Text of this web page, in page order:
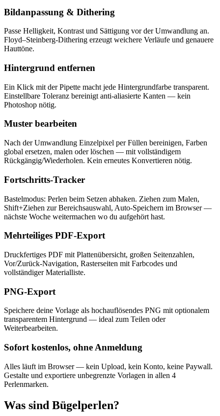
Bildanpassung & Dithering
Passe Helligkeit, Kontrast und Sättigung vor der Umwandlung an.
Floyd–Steinberg-Dithering erzeugt weichere Verläufe und genauere
Hauttöne.
Hintergrund entfernen
Ein Klick mit der Pipette macht jede Hintergrundfarbe transparent.
Einstellbare Toleranz bereinigt anti-aliasierte Kanten — kein
Photoshop nötig.
Muster bearbeiten
Nach der Umwandlung Einzelpixel per Füllen bereinigen, Farben
global ersetzen, malen oder löschen — mit vollständigem
Rückgängig/Wiederholen. Kein erneutes Konvertieren nötig.
Fortschritts-Tracker
Bastelmodus: Perlen beim Setzen abhaken. Ziehen zum Malen,
Shift+Ziehen zur Bereichsauswahl, Auto-Speichern im Browser —
nächste Woche weitermachen wo du aufgehört hast.
Mehrteiliges PDF-Export
Druckfertiges PDF mit Plattenübersicht, großen Seitenzahlen,
Vor/Zurück-Navigation, Rasterseiten mit Farbcodes und
vollständiger Materialliste.
PNG-Export
Speichere deine Vorlage als hochauflösendes PNG mit optionalem
transparentem Hintergrund — ideal zum Teilen oder
Weiterbearbeiten.
Sofort kostenlos, ohne Anmeldung
Alles läuft im Browser — kein Upload, kein Konto, keine Paywall.
Gestalte und exportiere unbegrenzte Vorlagen in allen 4
Perlenmarken.
Was sind Bügelperlen?